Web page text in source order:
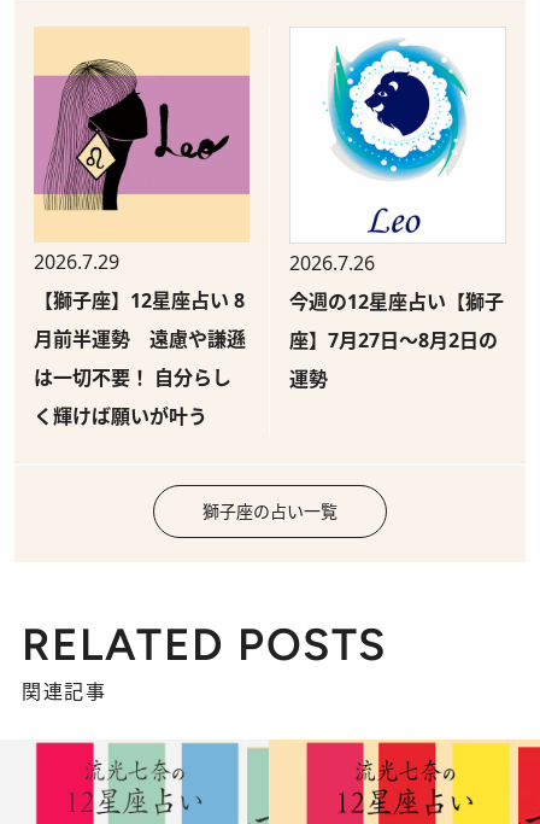
2026.7.29
【獅子座】12星座占い 8
月前半運勢 遠慮や謙遜
は一切不要！ 自分らし
く輝けば願いが叶う
2026.7.26
今週の12星座占い【獅子
座】7月27日～8月2日の
運勢
獅子座の占い一覧
RELATED POSTS
関連記事